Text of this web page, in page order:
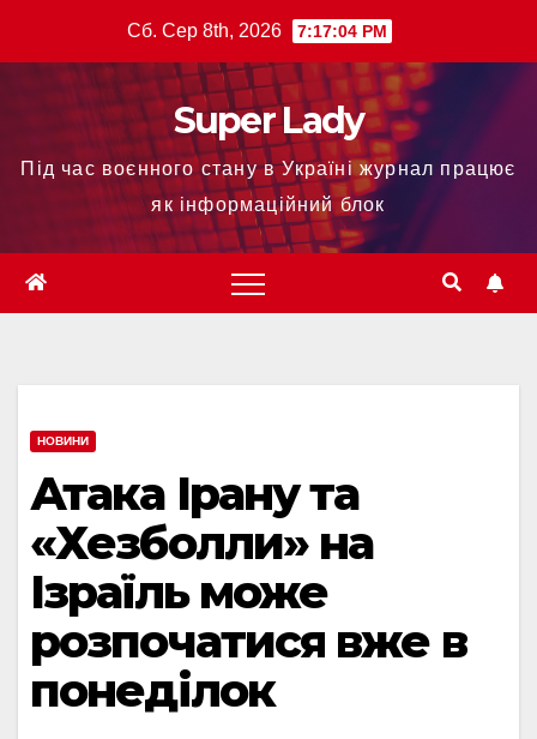
Сб. Сер 8th, 2026 7:17:04 PM
Super Lady
Під час воєнного стану в Україні журнал працює
як інформаційний блок
НОВИНИ
Атака Ірану та
«Хезболли» на
Ізраїль може
розпочатися вже в
понеділок